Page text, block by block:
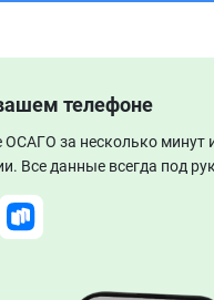
телефоне
за несколько минут
Все данные всегда под